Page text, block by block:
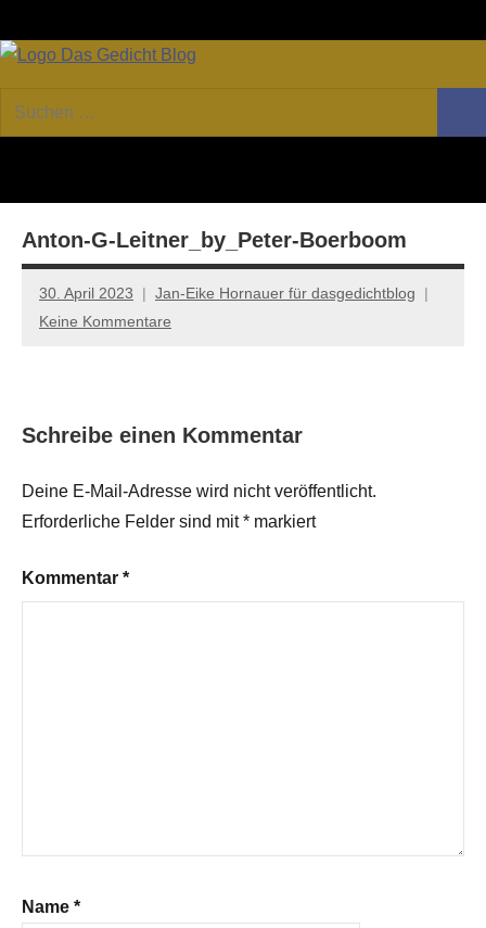
Inhalt
GEDICHT
Forum
von
Lyrik,
Essay
Suchen
nach:
Anton-G-Leitner_by_Peter-Boerboom
30. April 2023
Jan-Eike Hornauer für dasgedichtblog
Keine Kommentare
Schreibe einen Kommentar
Deine E-Mail-Adresse wird nicht veröffentlicht.
Erforderliche Felder sind mit* markiert
Kommentar *
Name *